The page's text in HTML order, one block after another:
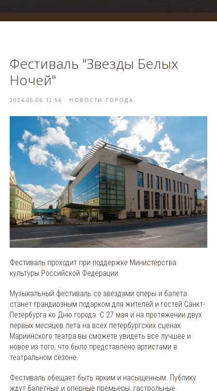
Фестиваль "Звезды Белых
Ночей"
2024-06-06 12:56 НОВОСТИ ГОРОДА
Фестиваль проходит при поддержке Министерства
культуры Российской Федерации.
Музыкальный фестиваль со звездами оперы и балета
станет грандиозным подарком для жителей и гостей Санкт-
Петербурга ко Дню города. С 27 мая и на протяжении двух
первых месяцев лета на всех петербургских сценах
Мариинского театра вы сможете увидеть все лучшее и
новое из того, что было представлено артистами в
театральном сезоне.
Фестиваль обещает быть ярким и насыщенным. Публику
ждут балетные и оперные премьеры, гастрольные